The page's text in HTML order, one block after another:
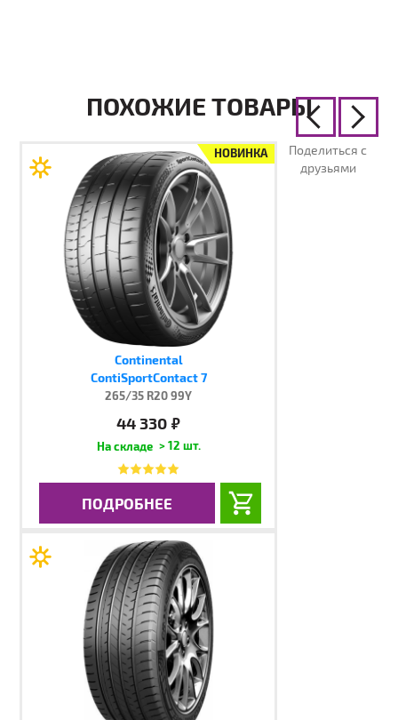
ПОХОЖИЕ ТОВАРЫ
НОВИНКА
Continental
ContiSportContact 7
265/35 R20 99Y
44 330 руб.
> 12 шт.
ПОДРОБНЕЕ
Поделиться с
друзьями